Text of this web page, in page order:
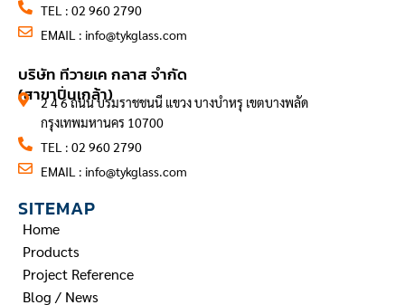
TEL : 02 960 2790
EMAIL : info@tykglass.com
บริษัท ทีวายเค กลาส จำกัด
(สาขาปิ่นเกล้า)
2 4 6 ถนน บรมราชชนนี แขวง บางบำหรุ เขตบางพลัด
กรุงเทพมหานคร 10700
TEL : 02 960 2790
EMAIL : info@tykglass.com
SITEMAP
Home
Products
Project Reference
Blog / News